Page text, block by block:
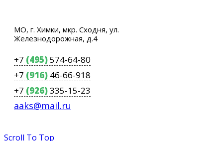
МО, г. Химки, мкр. Сходня, ул.
Железнодорожная, д.4
+7 (495)574-64-80
+7 (916) 46-66-918
+7 (926)335-15-23
aaks@mail.ru
Scroll To Top